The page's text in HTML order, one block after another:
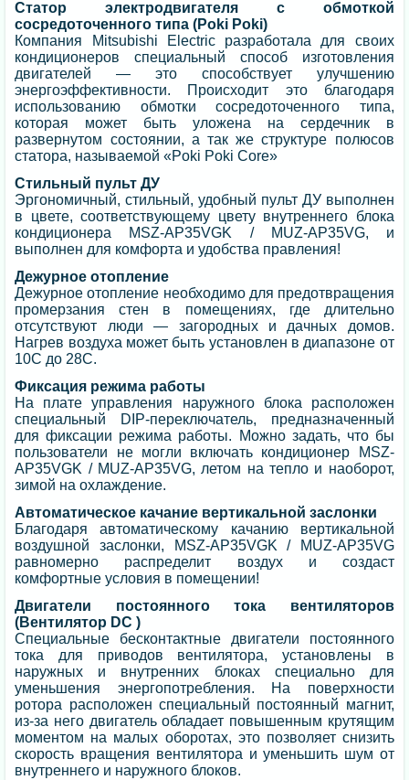
Статор электродвигателя с обмоткой
сосредоточенного типа (Poki Poki)
Компания Mitsubishi Electric разработала для своих
кондиционеров специальный способ изготовления
двигателей — это способствует улучшению
энергоэффективности. Происходит это благодаря
использованию обмотки сосредоточенного типа,
которая может быть уложена на сердечник в
развернутом состоянии, а так же структуре полюсов
статора, называемой «Poki Poki Core»
Стильный пульт ДУ
Эргономичный, стильный, удобный пульт ДУ выполнен
в цвете, соответствующему цвету внутреннего блока
кондиционера MSZ-AP35VGK / MUZ-AP35VG, и
выполнен для комфорта и удобства правления!
Дежурное отопление
Дежурное отопление необходимо для предотвращения
промерзания стен в помещениях, где длительно
отсутствуют люди — загородных и дачных домов.
Нагрев воздуха может быть установлен в диапазоне от
10С до 28С.
Фиксация режима работы
На плате управления наружного блока расположен
специальный DIP-переключатель, предназначенный
для фиксации режима работы. Можно задать, что бы
пользователи не могли включать кондиционер MSZ-
AP35VGK / MUZ-AP35VG, летом на тепло и наоборот,
зимой на охлаждение.
Автоматическое качание вертикальной заслонки
Благодаря автоматическому качанию вертикальной
воздушной заслонки, MSZ-AP35VGK / MUZ-AP35VG
равномерно распределит воздух и создаст
комфортные условия в помещении!
Двигатели постоянного тока вентиляторов
(Вентилятор DC )
Специальные бесконтактные двигатели постоянного
тока для приводов вентилятора, установлены в
наружных и внутренних блоках специально для
уменьшения энергопотребления. На поверхности
ротора расположен специальный постоянный магнит,
из-за него двигатель обладает повышенным крутящим
моментом на малых оборотах, это позволяет снизить
скорость вращения вентилятора и уменьшить шум от
внутреннего и наружного блоков.